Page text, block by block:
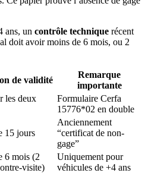
ans, un contrôle technique récent
doit avoir moins de 6 mois, ou 2
de validité
Remarque
importante
les deux
Formulaire Cerfa
15776*02 en double
15 jours
Anciennement
“certificat de non-
gage”
6 mois (2
visite)
Uniquement pour
véhicules de +4 ans